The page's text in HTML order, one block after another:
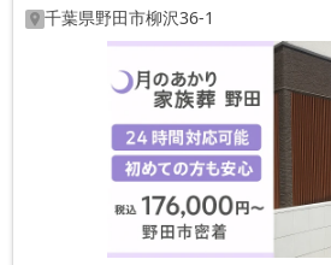
千葉県野田市柳沢36-1